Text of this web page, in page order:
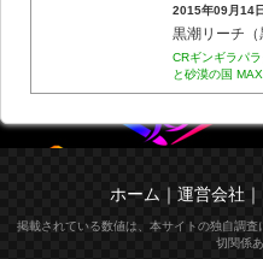
2015年09月14日
黒潮リーチ（
CRギンギラパ
と砂漠の国 MAX
ホーム ｜ 運営会社 ｜
掲載されている数値は、本サイトの独自調
切関係